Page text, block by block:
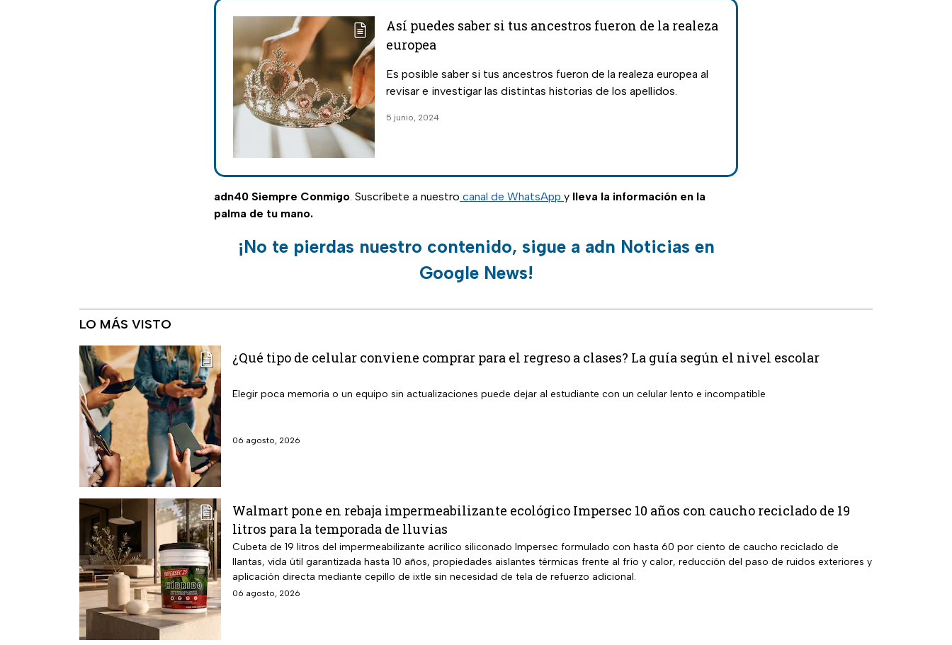
Así puedes saber si tus ancestros fueron de la realeza
europea
Es posible saber si tus ancestros fueron de la realeza europea al
revisar e investigar las distintas historias de los apellidos.
5 junio, 2024
adn40 Siempre Conmigo. Suscríbete a nuestro canal de WhatsApp y lleva la información en la
palma de tu mano.
¡No te pierdas nuestro contenido, sigue a adn Noticias en
Google News!
LO MÁS VISTO
¿Qué tipo de celular conviene comprar para el regreso a clases? La guía según el nivel escolar
Elegir poca memoria o un equipo sin actualizaciones puede dejar al estudiante con un celular lento e incompatible
06 agosto, 2026
Walmart pone en rebaja impermeabilizante ecológico Impersec 10 años con caucho reciclado de 19
litros para la temporada de lluvias
Cubeta de 19 litros del impermeabilizante acrílico siliconado Impersec formulado con hasta 60 por ciento de caucho reciclado de
llantas, vida útil garantizada hasta 10 años, propiedades aislantes térmicas frente al frío y calor, reducción del paso de ruidos exteriores y
aplicación directa mediante cepillo de ixtle sin necesidad de tela de refuerzo adicional.
06 agosto, 2026